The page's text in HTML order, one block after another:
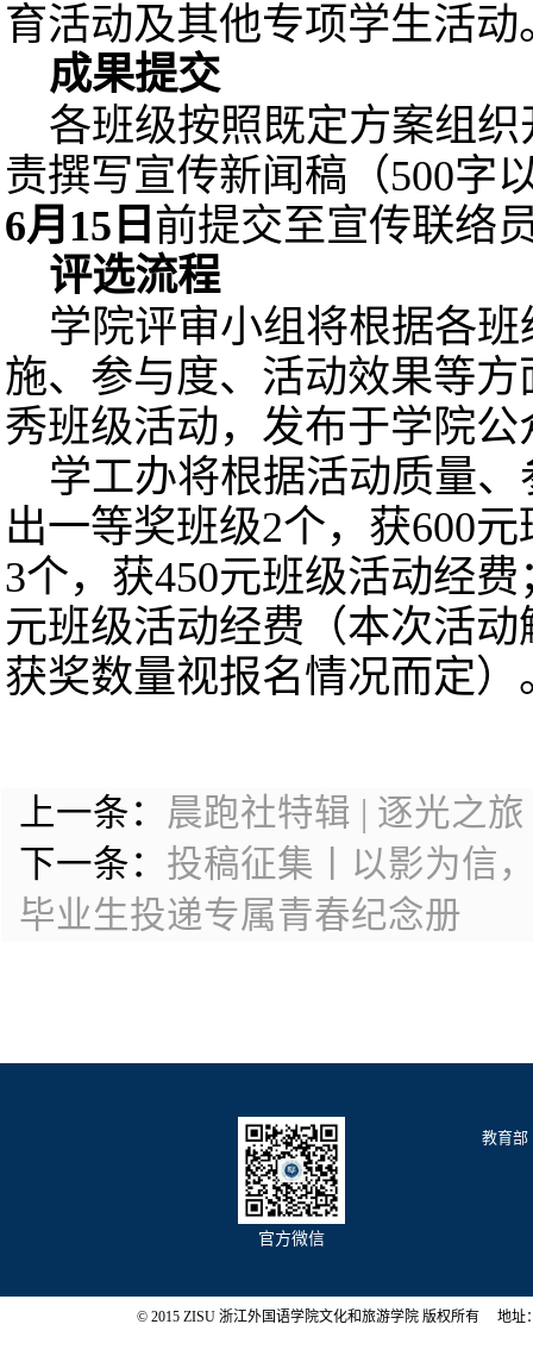
育活动及其他专项学生活动
成果提交
各班级按照既定方案组
责撰写宣传新闻稿（500字
6月15日 前提交至宣传联络
评选流程
学院评审小组将根据各
施、参与度、活动效果等
秀班级活动，发布于学院公
学工办将根据活动质量
出一等奖班级2个，获600
3个，获450元班级活动经
元班级活动经费（本次活
获奖数量视报名情况而定）
上一条： 晨跑社特辑 | 逐光之
下一条： 投稿征集丨以影为信
毕业生投递专属青春纪念册
官方微信
教育部
© 2015 ZISU 浙江外国语学院文化和旅游学院 版权所有 地址